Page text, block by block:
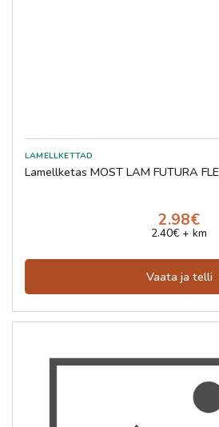
Lamellketas MOST LAM FUTURA
2.98€
2.40€ + km
Vaata ja telli